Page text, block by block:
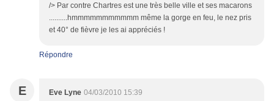
/> Par contre Chartres est une très belle ville et ses macarons
..........hmmmmmmmmmmm même la gorge en feu, le nez pris
et 40° de fièvre je les ai appréciés !
Répondre
E Eve Lyne 04/03/2010 15:39